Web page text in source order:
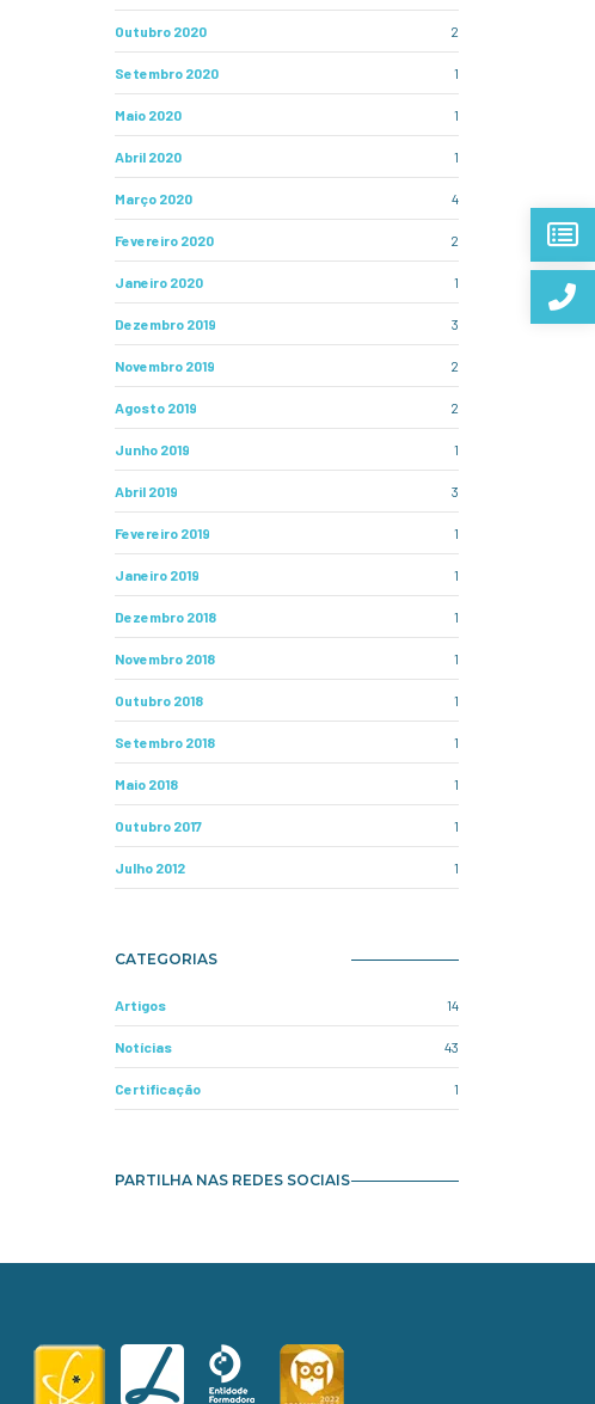
Outubro 2020 2
Setembro 2020 1
Maio 2020 1
Abril 2020 1
Março 2020 4
Fevereiro 2020 2
Janeiro 2020 1
Dezembro 2019 3
Novembro 2019 2
Agosto 2019 2
Junho 2019 1
Abril 2019 3
Fevereiro 2019 1
Janeiro 2019 1
Dezembro 2018 1
Novembro 2018 1
Outubro 2018 1
Setembro 2018 1
Maio 2018 1
Outubro 2017 1
Julho 2012 1
CATEGORIAS
Artigos 14
Notícias 43
Certificação 1
PARTILHA NAS REDES SOCIAIS